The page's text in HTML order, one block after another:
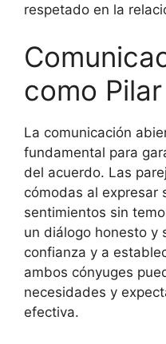
respetado en la
como
La comunicación
fundamental para
del acuerdo. Las
cómodas al expresar
sentimientos sin
un diálogo honesto y
confianza y a
ambos cónyuges
necesidades y
efectiva.